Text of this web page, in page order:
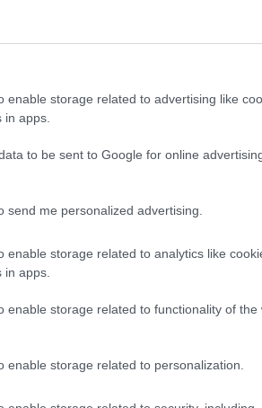
enable storage related to advertising like
apps.
to be sent to Google for online
send me personalized advertising.
enable storage related to analytics like
apps.
enable storage related to functionality of the
enable storage related to personalization.